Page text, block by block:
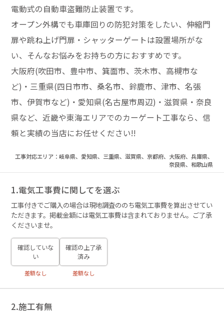
電動式の自動車盗難防止装置です。
オープン外構でも車庫回りの防犯対策をしたい、伸縮門
扉や跳ね上げ門扉・シャッターゲートは設置場所がな
い、そんなお悩みをお持ちの方におすすめです。
大阪府(吹田市、豊中市、箕面市、茨木市、高槻市な
ど)・三重県(四日市市、桑名市、鈴鹿市、津市、名張
市、伊賀市など)・愛知県(名古屋市周辺)・滋賀県・奈良
県など、近畿や東海エリアでのカーゲート工事なら、信
頼と実績の当店にお任せください!!
工事対応エリア：岐阜県、愛知県、三重県、滋賀県、京都府、大阪府、兵庫県、
奈良県、和歌山県
1.電気工事費に関してを選ぶ
工事付きでご購入の場合は現地調査ののち電気工事費を算出させてい
ただきます。掲載金額には電気工事費は含まれておりません。ご了承
くださいませ。
確認していな
い
差額なし
確認の上了承
済み
差額なし
2.施工有無